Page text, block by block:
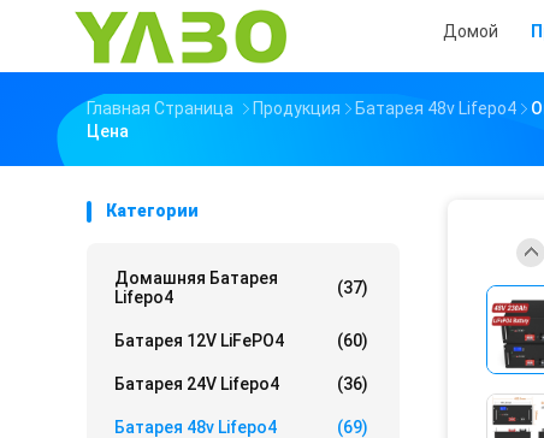
Домой
Главная Страница Продукция Батарея 48v Lifepo4
Цена
Категории
Домашняя Батарея
Lifepo4
(37)
Батарея 12V LiFePO4 (60)
Батарея 24V Lifepo4 (36)
Батарея 48v Lifepo4 (69)